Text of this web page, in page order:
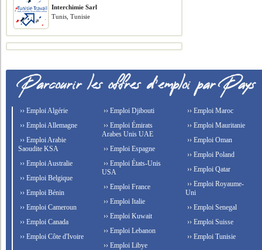
Interchimie Sarl
Tunis, Tunisie
›› Emploi Algérie
›› Emploi Allemagne
›› Emploi Arabie
Saoudite KSA
›› Emploi Australie
›› Emploi Belgique
›› Emploi Bénin
›› Emploi Cameroun
›› Emploi Canada
›› Emploi Côte d'Ivoire
›› Emploi Djibouti
›› Emploi Émirats
Arabes Unis UAE
›› Emploi Espagne
›› Emploi États-Unis
USA
›› Emploi France
›› Emploi Italie
›› Emploi Kuwait
›› Emploi Lebanon
›› Emploi Libye
›› Emploi Maroc
›› Emploi Mauritanie
›› Emploi Oman
›› Emploi Poland
›› Emploi Qatar
›› Emploi Royaume-
Uni
›› Emploi Senegal
›› Emploi Suisse
›› Emploi Tunisie